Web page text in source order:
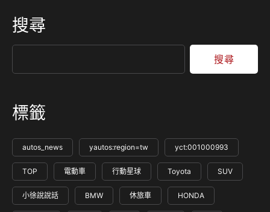
搜尋
搜尋
標籤
autos_news yautos:region=tw yct:001000993
TOP 電動車 行動星球 Toyota SUV
小徐說說話 BMW 休旅車 HONDA